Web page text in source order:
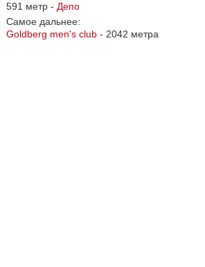
591 метр - Депо
Самое дальнее:
Goldberg men's club - 2042 метра